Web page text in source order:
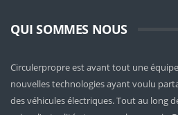
QUI SOMMES NOUS
Circulerpropre est avant tout une
nouvelles technologies ayant voulu
des véhicules électriques. Tout au long